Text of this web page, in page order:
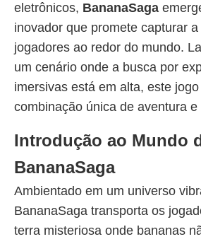
eletrônicos, BananaSaga
inovador que promete capturar
jogadores ao redor do mundo.
um cenário onde a busca por
imersivas está em alta, este
combinação única de aventura e
Introdução ao Mundo
BananaSaga
Ambientado em um universo
BananaSaga transporta os
terra misteriosa onde bananas